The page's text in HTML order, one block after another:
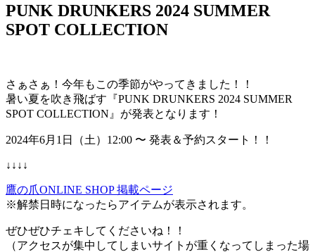
PUNK DRUNKERS 2024 SUMMER
SPOT COLLECTION
さぁさぁ！今年もこの季節がやってきました！！
暑い夏を吹き飛ばす『PUNK DRUNKERS 2024 SUMMER
SPOT COLLECTION』が発表となります！
2024年6月1日（土）12:00 〜 発表＆予約スタート！！
↓↓↓↓
鷹の爪ONLINE SHOP 掲載ページ
※解禁日時になったらアイテムが表示されます。
ぜひぜひチェキしてくださいね！！
（アクセスが集中してしまいサイトが重くなってしまった場